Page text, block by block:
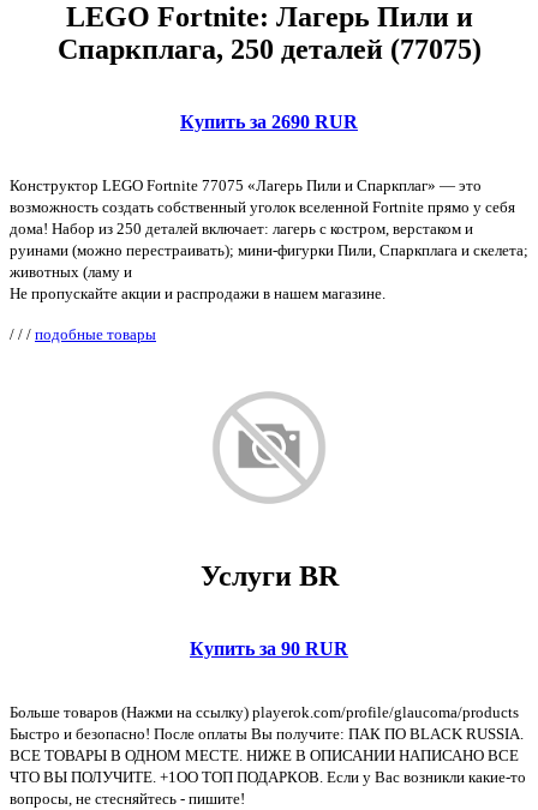
LEGO Fortnite: Лагерь Пили и
Спаркплага, 250 деталей (77075)
Купить за 2690 RUR
Конструктор LEGO Fortnite 77075 «Лагерь Пили и Спаркплаг» — это
возможность создать собственный уголок вселенной Fortnite прямо у себя
дома! Набор из 250 деталей включает: лагерь с костром, верстаком и
руинами (можно перестраивать); мини‑фигурки Пили, Спаркплага и скелета;
животных (ламу и
Не пропускайте акции и распродажи в нашем магазине.
/ / / подобные товары
Услуги BR
Купить за 90 RUR
Больше товаров (Нажми на ссылку) playerok.com/profile/glaucoma/products
Быстро и безопасно! После оплаты Вы получите: ПАК ПО BLACK RUSSIA.
ВСЕ ТОВАРЫ В ОДНОМ МЕСТЕ. НИЖЕ В ОПИСАНИИ НАПИСАНО ВСЕ
ЧТО ВЫ ПОЛУЧИТЕ. +1OO ТОП ПОДАРКОВ. Если у Вас возникли какие-то
вопросы, не стесняйтесь - пишите!